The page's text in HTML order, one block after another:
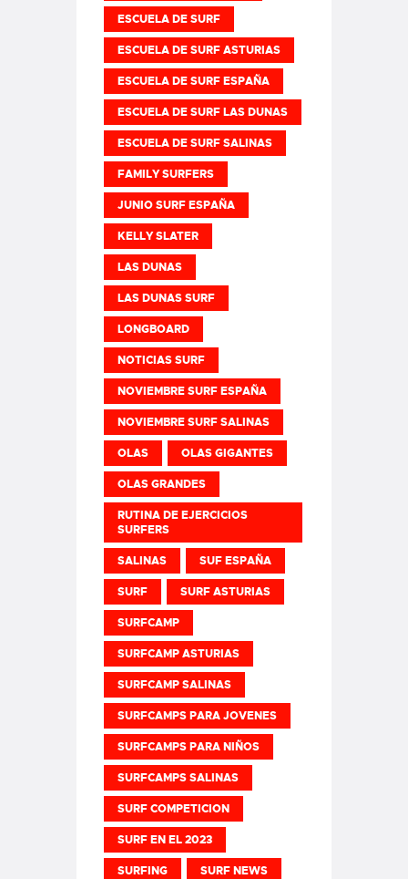
ESCUELA DE SURF
ESCUELA DE SURF ASTURIAS
ESCUELA DE SURF ESPAÑA
ESCUELA DE SURF LAS DUNAS
ESCUELA DE SURF SALINAS
FAMILY SURFERS
JUNIO SURF ESPAÑA
KELLY SLATER
LAS DUNAS
LAS DUNAS SURF
LONGBOARD
NOTICIAS SURF
NOVIEMBRE SURF ESPAÑA
NOVIEMBRE SURF SALINAS
OLAS OLAS GIGANTES
OLAS GRANDES
RUTINA DE EJERCICIOS
SURFERS
SALINAS SUF ESPAÑA
SURF SURF ASTURIAS
SURFCAMP
SURFCAMP ASTURIAS
SURFCAMP SALINAS
SURFCAMPS PARA JOVENES
SURFCAMPS PARA NIÑOS
SURFCAMPS SALINAS
SURF COMPETICION
SURF EN EL 2023
SURFING SURF NEWS